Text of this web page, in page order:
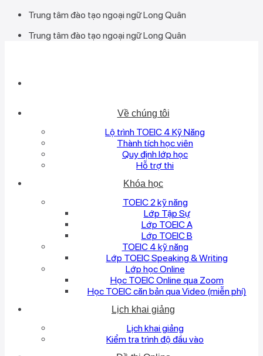
Trung tâm đào tạo ngoại ngữ Long Quân
Trung tâm đào tạo ngoại ngữ Long Quân
Về chúng tôi
Lộ trình TOEIC 4 Kỹ Năng
Thành tích học viên
Quy định lớp học
Hỗ trợ thi
Khóa học
TOEIC 2 kỹ năng
Lớp Tập Sự
Lớp TOEIC A
Lớp TOEIC B
TOEIC 4 kỹ năng
Lớp TOEIC Speaking & Writing
Lớp học Online
Học TOEIC Online qua Zoom
Học TOEIC căn bản qua Video (miễn phí)
Lịch khai giảng
Lịch khai giảng
Kiểm tra trình độ đầu vào